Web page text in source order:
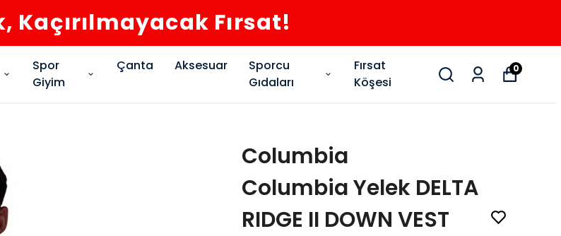
Kaçırılmayacak Fırsat!
Spor
Giyim
Çanta Aksesuar
Sporcu
Gıdaları
Fırsat
Köşesi
0
Columbia
Columbia Yelek DELTA
RIDGE II DOWN VEST